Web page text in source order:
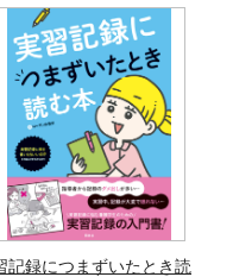
記録につまずいたとき読